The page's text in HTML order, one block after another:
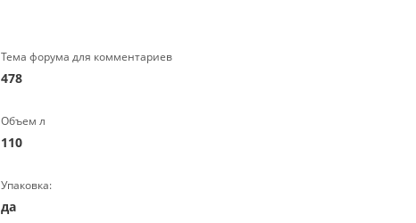
Тема форума для комментариев
478
Объем л
110
Упаковка:
да